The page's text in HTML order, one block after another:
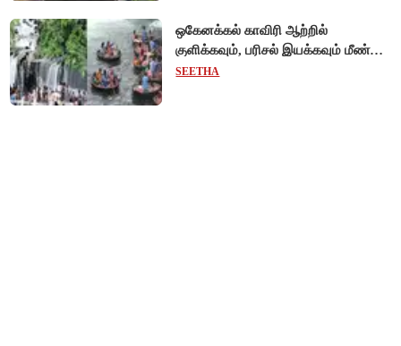
ஒகேனக்கல் காவிரி ஆற்றில்
குளிக்கவும், பரிசல் இயக்கவும் மீண்டும்
அனுமதி - சுற்றுலாப் பயணிகள்
SEETHA